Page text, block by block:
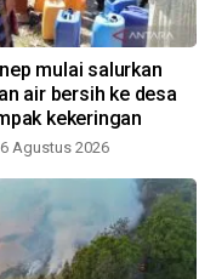
mulai salurkan
air bersih ke desa
kekeringan
Agustus 2026